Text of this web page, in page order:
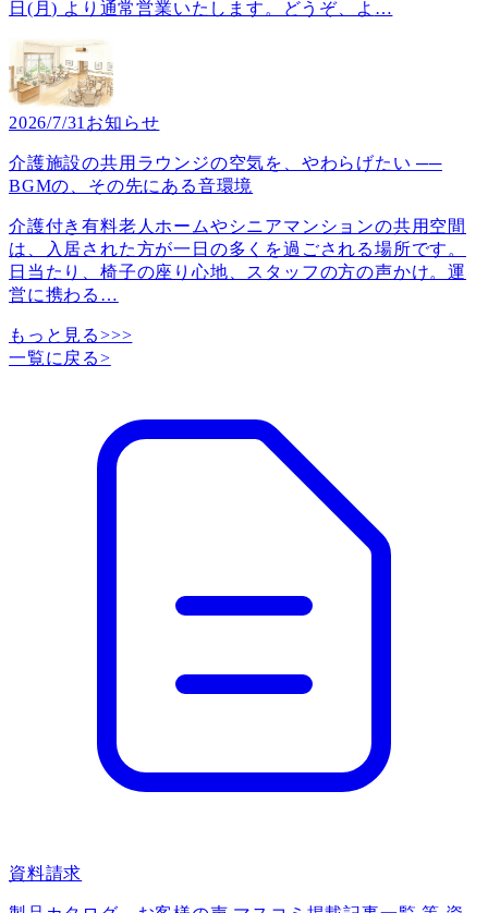
日(月) より通常営業いたします。どうぞ、よ …
2026/7/31 お知らせ
介護施設の共用ラウンジの空気を、やわらげたい ──
BGMの、その先にある音環境
介護付き有料老人ホームやシニアマンションの共用空間
は、入居された方が一日の多くを過ごされる場所です。
日当たり、椅子の座り心地、スタッフの方の声かけ。運
営に携わる …
もっと見る>>>
一覧に戻る>
資料請求